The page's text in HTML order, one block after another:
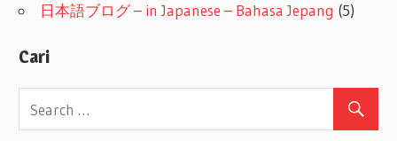
日本語ブログ – in Japanese – Bahasa Jepang (5)
Cari